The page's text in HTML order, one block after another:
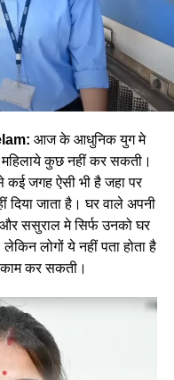
आज के आधुनिक युग मे
महिलाये कुछ नहीं कर सकती।
जगह ऐसी भी है जहा पर
जाता है। घर वाले अपनी
और ससुराल मे सिर्फ उनको घर
लोगों ये नहीं पता होता है
कर सकती।